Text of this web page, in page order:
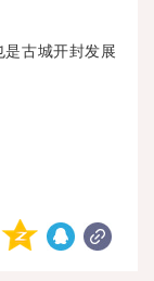
古城开封发展